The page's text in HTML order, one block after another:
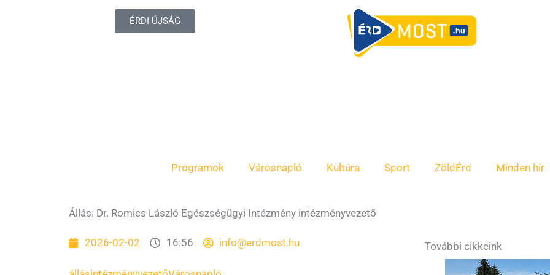
ÉRDI ÚJSÁG
Programok Városnapló Kultúra Sport ZöldÉrd Minden hír
Állás: Dr. Romics László Egészségügyi Intézmény intézményvezető
2026-02-02 16:56 info@erdmost.hu További cikkeink